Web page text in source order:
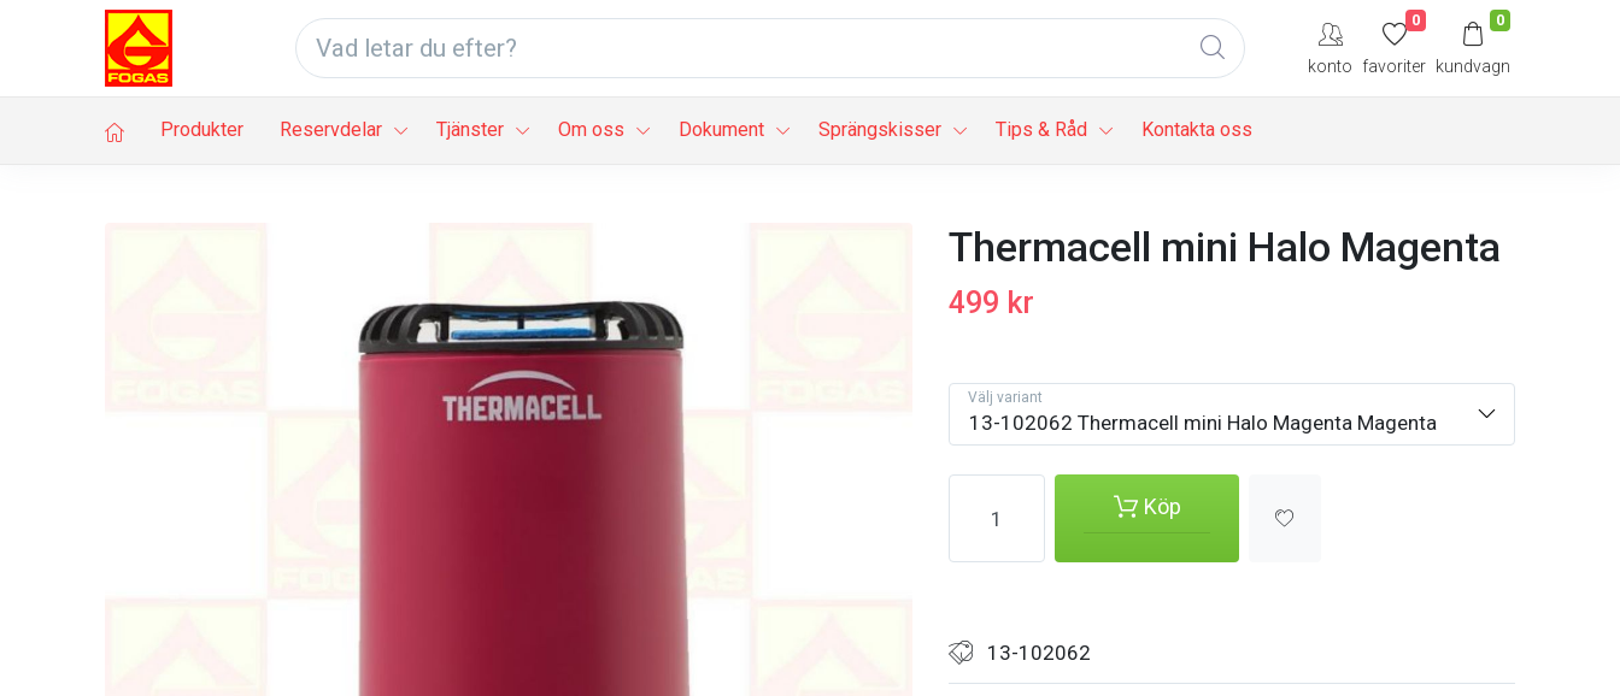
konto
0
favoriter
0
kundvagn
Produkter Reservdelar Tjänster Om oss Dokument Sprängskisser Tips & Råd Kontakta oss
Thermacell mini Halo Magenta
499 kr
13-102062 Thermacell mini Halo Magenta Magenta
Välj variant
Köp
13-102062